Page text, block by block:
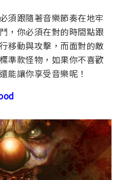
須跟隨著音樂節奏在地牢
，你必須在對的時間點跟
移動與攻擊，而面對的敵
準款怪物，如果你不喜歡
能讓你享受音樂呢！